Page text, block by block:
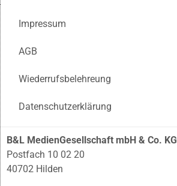
Impressum
AGB
Wiederrufsbelehreung
Datenschutzerklärung
B&L MedienGesellschaft mbH & Co. KG
Postfach 10 02 20
40702 Hilden